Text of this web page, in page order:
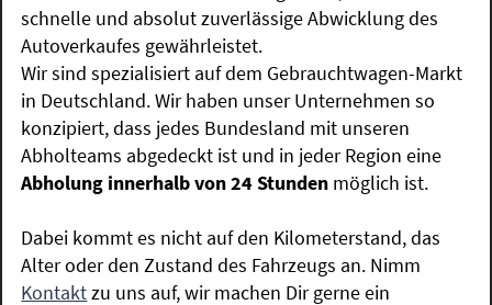
schnelle und absolut zuverlässige Abwicklung des
Autoverkaufes gewährleistet.
Wir sind spezialisiert auf dem Gebrauchtwagen-Markt
in Deutschland. Wir haben unser Unternehmen so
konzipiert, dass jedes Bundesland mit unseren
Abholteams abgedeckt ist und in jeder Region eine
Abholung innerhalb von 24 Stunden möglich ist.
Dabei kommt es nicht auf den Kilometerstand, das
Alter oder den Zustand des Fahrzeugs an. Nimm
Kontaktzu uns auf, wir machen Dir gerne ein